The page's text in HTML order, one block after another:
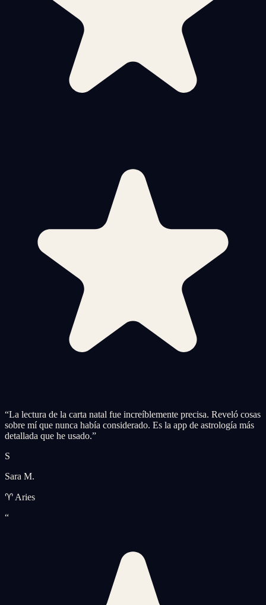
“La lectura de la carta natal fue increíblemente precisa. Reveló cosas
sobre mí que nunca había considerado. Es la app de astrología más
detallada que he usado.”
S
Sara M.
♈ Aries
“